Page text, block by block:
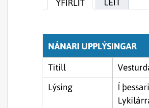
YFIRLIT LEIT
NÁNARI UPPLÝSINGAR
Titill
Lýsing
Í